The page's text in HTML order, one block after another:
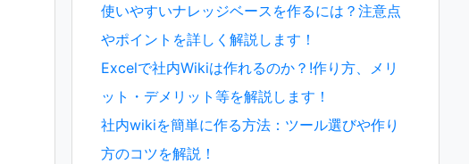
使いやすいナレッジベースを作るには？注意点
やポイントを詳しく解説します！
Excelで社内Wikiは作れるのか？!作り方、メリ
ット・デメリット等を解説します！
社内wikiを簡単に作る方法：ツール選びや作り
方のコツを解説！